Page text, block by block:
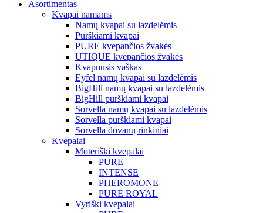
Asortimentas
Kvapai namams
Namų kvapai su lazdelėmis
Purškiami kvapai
PURE kvepančios žvakės
UTIQUE kvepančios žvakės
Kvapnusis vaškas
Eyfel namų kvapai su lazdelėmis
BigHill namų kvapai su lazdelėmis
BigHill purškiami kvapai
Sorvella namų kvapai su lazdelėmis
Sorvella purškiami kvapai
Sorvella dovanų rinkiniai
Kvepalai
Moteriški kvepalai
PURE
INTENSE
PHEROMONE
PURE ROYAL
Vyriški kvepalai